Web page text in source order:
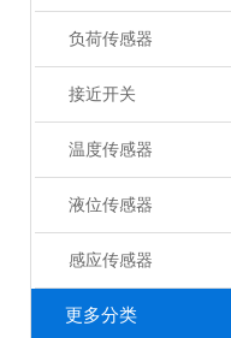
负荷传感器
接近开关
温度传感器
液位传感器
感应传感器
更多分类